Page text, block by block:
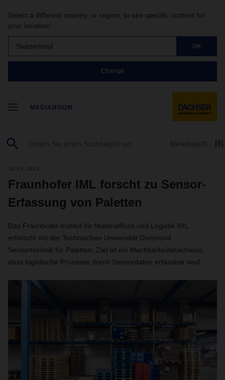
Select a different country, or region, to see specific content for
your location!
Switzerland OK
Change
MEDIAROOM
Merkliste(0)
16.04.2024
Fraunhofer IML forscht zu Sensor-
Erfassung von Paletten
Das Fraunhofer-Institut für Materialfluss und Logistik IML
erforscht mit der Technischen Universität Dortmund
Sensortechnik für Paletten. Ziel ist ein Machbarkeitsnachweis,
dass logistische Prozesse durch Sensordaten erfassbar sind.